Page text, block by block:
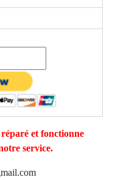
réparé et fonctionne
service.